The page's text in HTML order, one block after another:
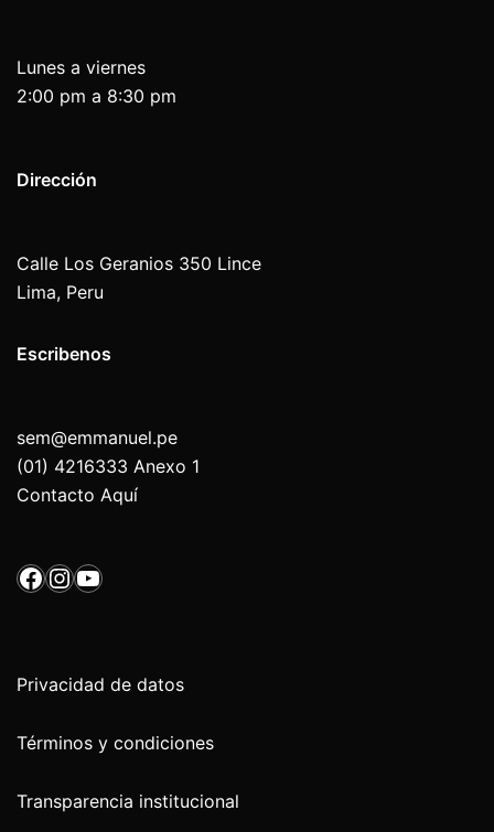
Lunes a viernes
2:00 pm a 8:30 pm
Dirección
Calle Los Geranios 350 Lince
Lima, Peru
Escribenos
sem@emmanuel.pe
(01) 4216333 Anexo 1
Contacto Aquí
Facebook
Instagram
YouTube
Privacidad de datos
Términos y condiciones
Transparencia institucional